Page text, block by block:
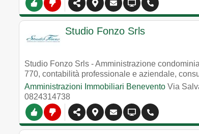
Studio Fonzo Srls
Studio Fonzo Srls - Amministrazione
770, contabilità professionale e aziendale,
Amministrazioni Immobiliari Benevento Via
0824314738